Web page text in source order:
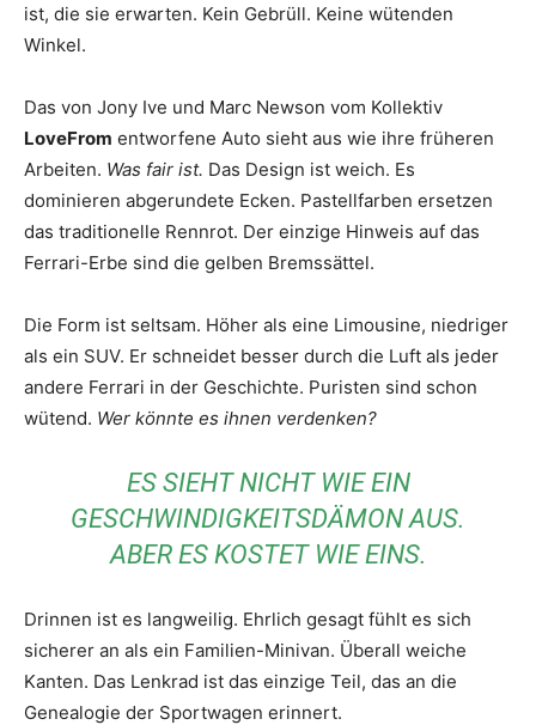
ist, die sie erwarten. Kein Gebrüll. Keine wütenden
Winkel.
Das von Jony Ive und Marc Newson vom Kollektiv
LoveFrom entworfene Auto sieht aus wie ihre früheren
Arbeiten. Was fair ist. Das Design ist weich. Es
dominieren abgerundete Ecken. Pastellfarben ersetzen
das traditionelle Rennrot. Der einzige Hinweis auf das
Ferrari-Erbe sind die gelben Bremssättel.
Die Form ist seltsam. Höher als eine Limousine, niedriger
als ein SUV. Er schneidet besser durch die Luft als jeder
andere Ferrari in der Geschichte. Puristen sind schon
wütend. Wer könnte es ihnen verdenken?
ES SIEHT NICHT WIE EIN
GESCHWINDIGKEITSDÄMON AUS.
ABER ES KOSTET WIE EINS.
Drinnen ist es langweilig. Ehrlich gesagt fühlt es sich
sicherer an als ein Familien-Minivan. Überall weiche
Kanten. Das Lenkrad ist das einzige Teil, das an die
Genealogie der Sportwagen erinnert.